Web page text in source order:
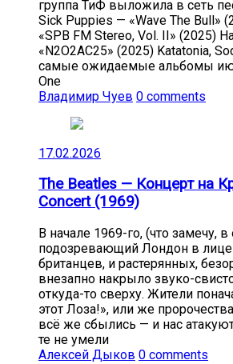
группа ТиФ выложила в сеть
Sick Puppies — «Wave The Bull»
«SPB FM Stereo, Vol. II» (2025)
«N2O2AC25» (2025) Katatonia,
самые ожидаемые альбомы
One
Владимир Чуев 0 comments
17.02.2026
The Beatles — Концерт на
Concert (1969)
В начале 1969-го, (что замечу,
подозревающий Лондон в
британцев, и растерянных,
внезапно накрыло звуко-
откуда-то сверху. Жители
этот Лоза!», или же
всё же сбылись — и нас
те не умели
Алексей Дыков 0 comments